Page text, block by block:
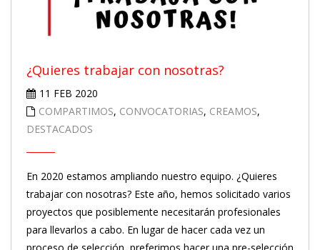
¿Quieres trabajar con nosotras?
11 FEB 2020
COMPARTIMOS, CONVOCATORIAS, CREAMOS,
DESTACADOS
En 2020 estamos ampliando nuestro equipo. ¿Quieres
trabajar con nosotras? Este año, hemos solicitado varios
proyectos que posiblemente necesitarán profesionales
para llevarlos a cabo. En lugar de hacer cada vez un